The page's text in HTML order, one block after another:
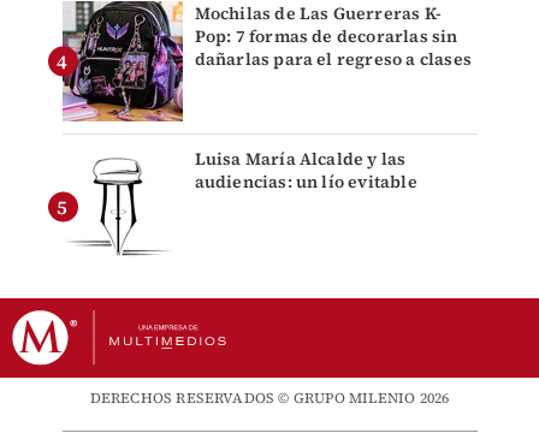
Mochilas de Las Guerreras K-
Pop: 7 formas de decorarlas sin
dañarlas para el regreso a clases
Luisa María Alcalde y las
audiencias: un lío evitable
DERECHOS RESERVADOS © GRUPO MILENIO 2026